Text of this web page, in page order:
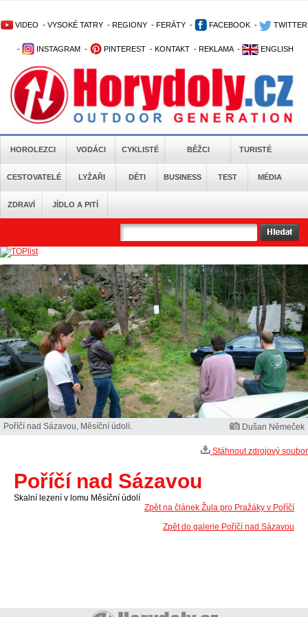
VIDEO - VYSOKÉ TATRY - REGIONY - FERÁTY - FACEBOOK - TWITTER
- INSTAGRAM - PINTEREST - KONTAKT - REKLAMA - ENGLISH
HOROLEZCI VODÁCI CYKLISTÉ BĚŽCI TURISTÉ
CESTOVATELÉ LYŽAŘI DĚTI BUSINESS TEST MÉDIA
ZDRAVÍ JÍDLO A PITÍ
Poříčí nad Sázavou, Měsíční údolí. Dušan Němeček
Stáhnout zdrojový soubor
Poříčí nad Sázavou
Skalní lezení v lomu Měsíční údolí
Zpět na článek Žula pro Pražáky v Poříčí
Zpět do galerie Poříčí nad Sázavou